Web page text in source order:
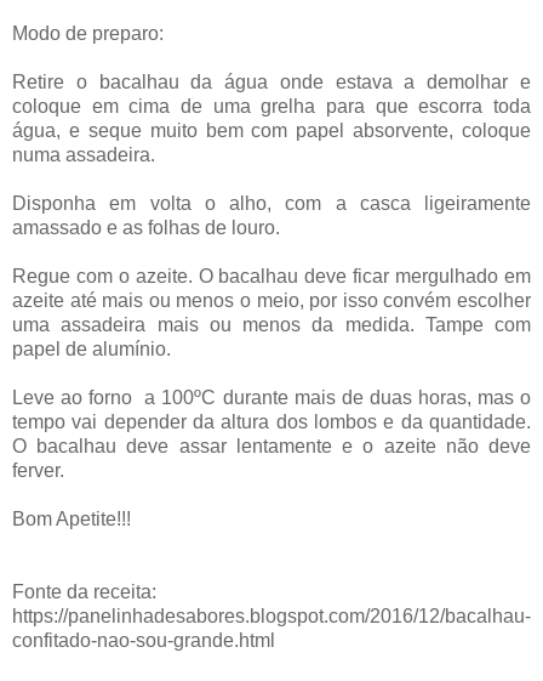
Modo de preparo:
Retire o bacalhau da água onde estava a demolhar e
coloque em cima de uma grelha para que escorra toda
água, e seque muito bem com papel absorvente, coloque
numa assadeira.
Disponha em volta o alho, com a casca ligeiramente
amassado e as folhas de louro.
Regue com o azeite. O bacalhau deve ficar mergulhado em
azeite até mais ou menos o meio, por isso convém escolher
uma assadeira mais ou menos da medida. Tampe com
papel de alumínio.
Leve ao forno
a 100ºC durante mais de duas horas, mas o
tempo vai depender da altura dos lombos e da quantidade.
O bacalhau deve assar lentamente e o azeite não deve
ferver.
Bom Apetite!!!
Fonte da receita:
https://panelinhadesabores.blogspot.com/2016/12/bacalhau-
confitado-nao-sou-grande.html